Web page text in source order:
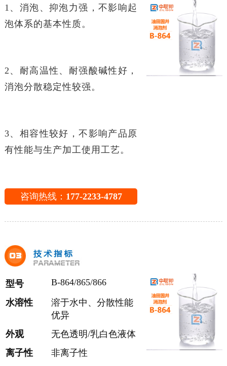
1、消泡、抑泡力强，不影响起
泡体系的基本性质。
2、耐高温性、耐强酸碱性好，
消泡分散稳定性较强。
3、相容性较好，不影响产品原
有性能与生产加工使用工艺。
咨询热线： 177-2233-4787
型号
B-864/865/866
水溶性
溶于水中、分散性能
优异
外观
无色透明/乳白色液体
离子性
非离子性